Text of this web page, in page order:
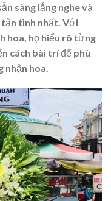
sàng lắng nghe và
tận tình nhất. Với
hoa, họ hiểu rõ từng
cách bài trí để phù
hoa.